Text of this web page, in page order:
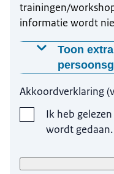
trainingen/
informatie wordt
Toon
niet in kunnen
Wij gebruiken
Akkoordverklaring(
Ik heb
wordt gedaan.